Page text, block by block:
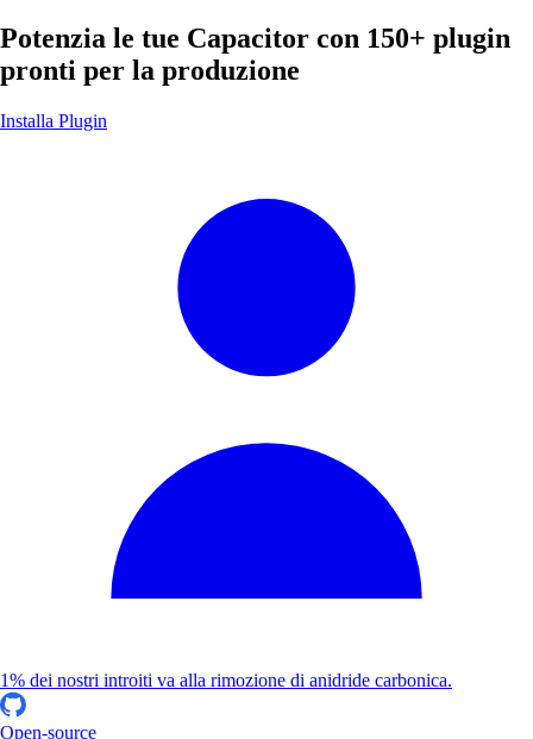
Potenzia le tue Capacitor con 150+ plugin
pronti per la produzione
Installa Plugin
1% dei nostri introiti va alla rimozione di anidride carbonica.
Open-source